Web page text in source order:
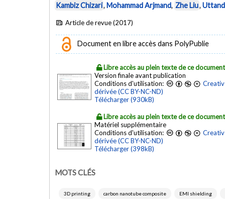
Kambiz Chizari,Mohammad Arjmand, Zhe Liu,
Article de revue (2017)
Document en libre accès dans PolyPublie
Libre accès au plein texte de ce document
Version finale avant publication
Conditions d'utilisation:
dérivée (CC BY-NC-ND)
Télécharger (930kB)
Libre accès au plein texte de ce document
Matériel supplémentaire
Conditions d'utilisation:
dérivée (CC BY-NC-ND)
Télécharger (398kB)
MOTS CLÉS
3D printing carbon nanotube composite EMI shielding